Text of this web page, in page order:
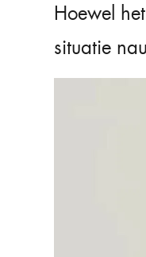
Hoewel
situatie